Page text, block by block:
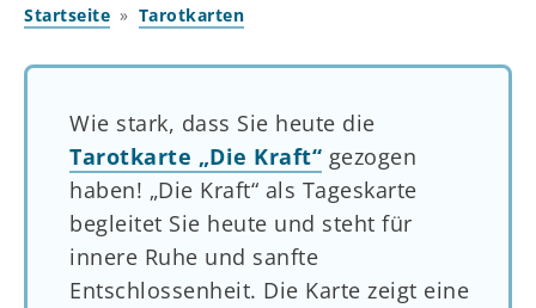
Startseite Tarotkarten
Wie stark, dass Sie heute die
Tarotkarte „Die Kraft“ gezogen
haben! „Die Kraft“ als Tageskarte
begleitet Sie heute und steht für
innere Ruhe und sanfte
Entschlossenheit. Die Karte zeigt eine